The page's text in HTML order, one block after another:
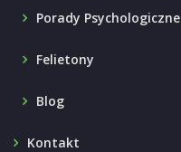
Porady Psychologiczne
Felietony
Blog
Kontakt